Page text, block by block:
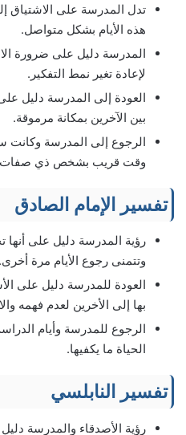
تدل المدرسة على الاشتياق
هذه الأيام بشكل متواصل.
المدرسة دليل على ضرورة
لإعادة تغير نمط التفكير.
العودة إلى المدرسة دليل على
بين الآخرين بمكانة مرموقة.
الرجوع إلى المدرسة وكانت
وقت قريب بشخص ذي صفات
تفسير الإمام الصادق
رؤية المدرسة دليل على أنها
وتتمنى رجوع الأيام مرة أخرى.
العودة للمدرسة دليل على
بها إلى الأخرين لعدم فهمه
الرجوع للمدرسة وأيام
الحياة ما يكفيها.
تفسير النابلسي
رؤية الأصدقاء والمدرسة